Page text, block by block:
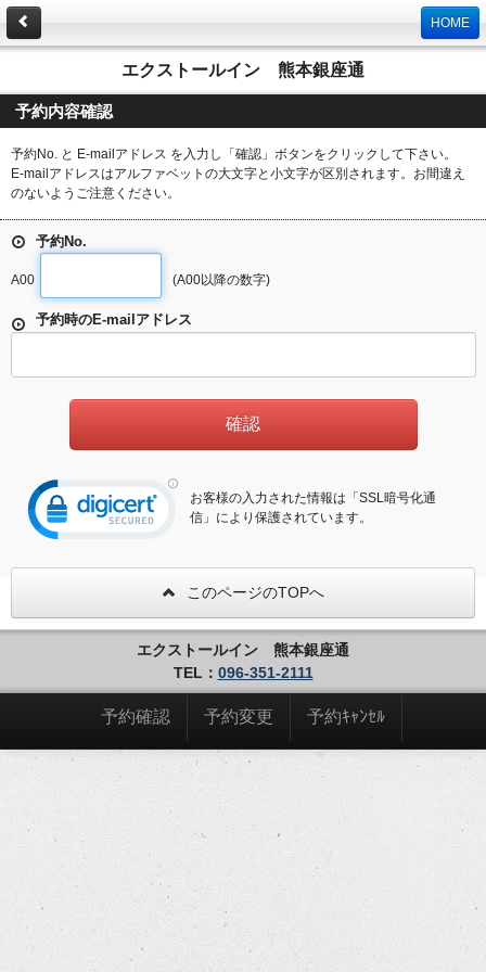
HOME
エクストールイン 熊本銀座通
予約内容確認
予約No. と E-mailアドレス を入力し「確認」ボタンをクリックして下さい。
E-mailアドレスはアルファベットの大文字と小文字が区別されます。お間違え
のないようご注意ください。
予約No.
A00 (A00以降の数字)
予約時のE-mailアドレス
お客様の入力された情報は「SSL暗号化通
信」により保護されています。
このページのTOPへ
エクストールイン 熊本銀座通
TEL： 096-351-2111
予約確認 予約変更 予約ｷｬﾝｾﾙ